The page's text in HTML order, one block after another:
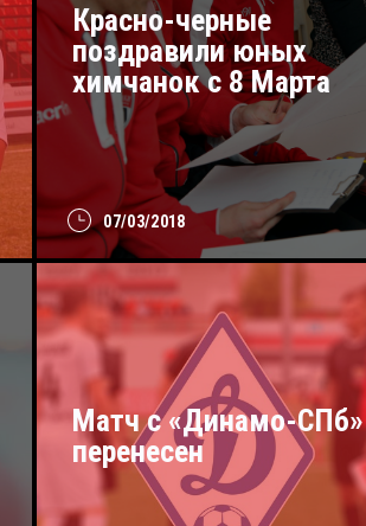
07/03/2018
Красно-черные
поздравили юных
химчанок с 8 Марта
Матч с «Динамо-СПб»
перенесен